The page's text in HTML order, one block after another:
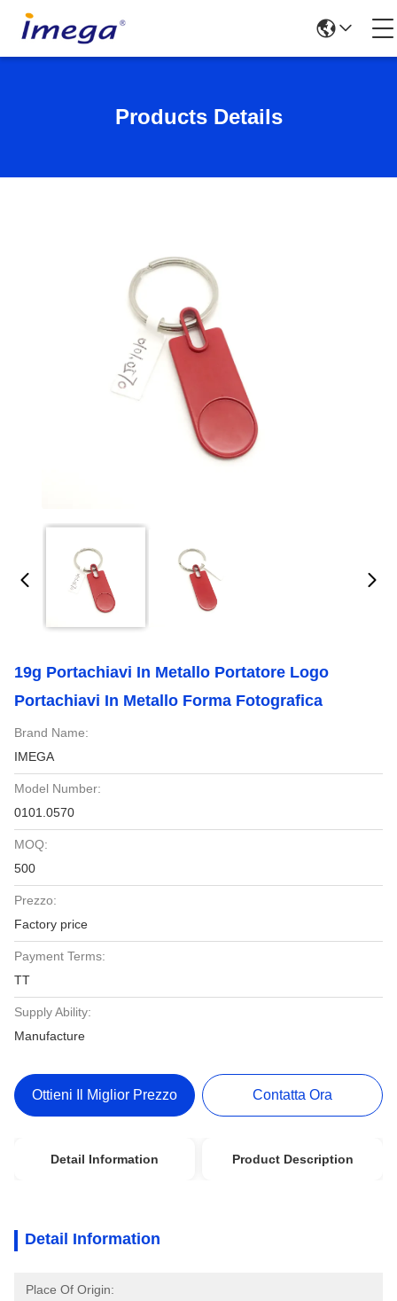
Products Details
19g Portachiavi In Metallo Portatore Logo
Portachiavi In Metallo Forma Fotografica
Brand Name:
IMEGA
Model Number:
0101.0570
MOQ:
500
Prezzo:
Factory price
Payment Terms:
TT
Supply Ability:
Manufacture
Ottieni Il Miglior Prezzo Contatta Ora
Detail Information Product Description
Detail Information
Place Of Origin: